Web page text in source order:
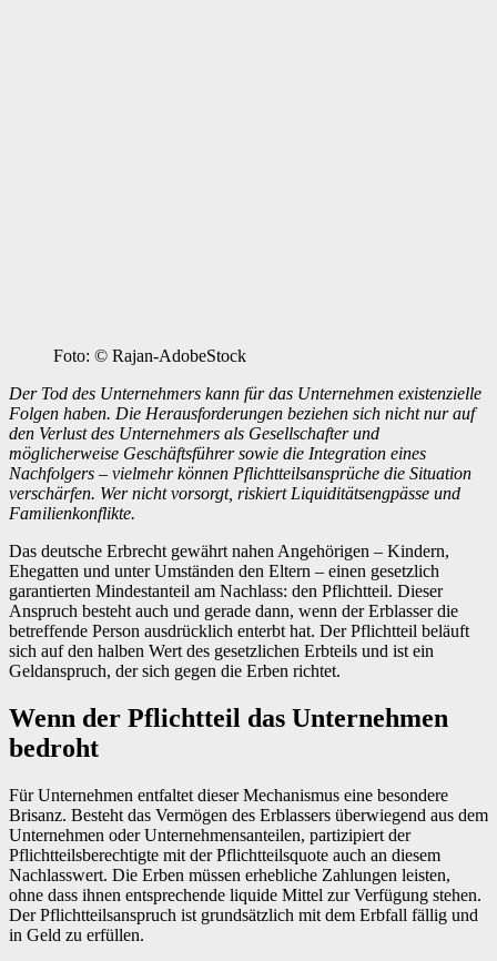
Foto: © Rajan-AdobeStock
Der Tod des Unternehmers kann für das Unternehmen existenzielle
Folgen haben. Die Herausforderungen beziehen sich nicht nur auf
den Verlust des Unternehmers als Gesellschafter und
möglicherweise Geschäftsführer sowie die Integration eines
Nachfolgers – vielmehr können Pflichtteilsansprüche die Situation
verschärfen. Wer nicht vorsorgt, riskiert Liquiditätsengpässe und
Familienkonflikte.
Das deutsche Erbrecht gewährt nahen Angehörigen – Kindern,
Ehegatten und unter Umständen den Eltern – einen gesetzlich
garantierten Mindestanteil am Nachlass: den Pflichtteil. Dieser
Anspruch besteht auch und gerade dann, wenn der Erblasser die
betreffende Person ausdrücklich enterbt hat. Der Pflichtteil beläuft
sich auf den halben Wert des gesetzlichen Erbteils und ist ein
Geldanspruch, der sich gegen die Erben richtet.
Wenn der Pflichtteil das Unternehmen
bedroht
Für Unternehmen entfaltet dieser Mechanismus eine besondere
Brisanz. Besteht das Vermögen des Erblassers überwiegend aus dem
Unternehmen oder Unternehmensanteilen, partizipiert der
Pflichtteilsberechtigte mit der Pflichtteilsquote auch an diesem
Nachlasswert. Die Erben müssen erhebliche Zahlungen leisten,
ohne dass ihnen entsprechende liquide Mittel zur Verfügung stehen.
Der Pflichtteilsanspruch ist grundsätzlich mit dem Erbfall fällig und
in Geld zu erfüllen.